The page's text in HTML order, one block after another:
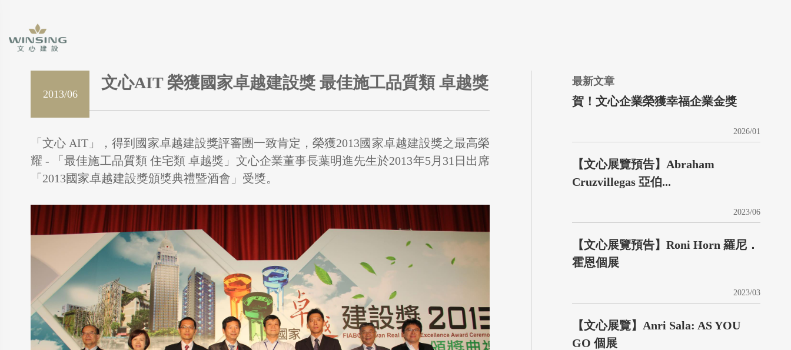
2013/06
文心AIT 榮獲國家卓越建設獎 最佳施工品質類 卓越獎
「文心 AIT」，得到國家卓越建設獎評審團一致肯定，榮獲2013國家卓越建設獎之最高榮
耀 - 「最佳施工品質類 住宅類 卓越獎」文心企業董事長葉明進先生於2013年5月31日出席
「2013國家卓越建設獎頒獎典禮暨酒會」受獎。
最新文章
賀！文心企業榮獲幸福企業金獎
2026/01
【文心展覽預告】Abraham
Cruzvillegas 亞伯...
2023/06
【文心展覽預告】Roni Horn 羅尼．
霍恩個展
2023/03
【文心展覽】Anri Sala: AS YOU
GO 個展